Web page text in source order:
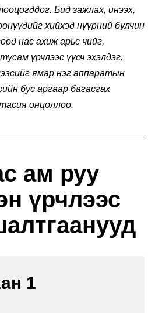
Бид зажлах, инээх,
хийхэд нүүрний булчин
нас ахиж арьс чийг,
үрчлээс үүсч эхэлдэг.
ямар нэг аппаратын
бус аргаар багасгах
онцоллоо.
ам руу
үрчлээс
1